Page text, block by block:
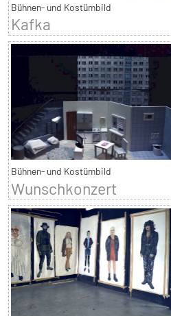
Bühnen- und Kostümbild
Kafka
Bühnen- und Kostümbild
Wunschkonzert